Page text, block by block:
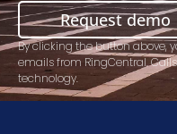
Request demo
By clicking the button above,
emails from RingCentral.
technology.